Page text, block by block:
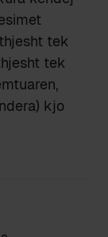
tek
tek
kjo